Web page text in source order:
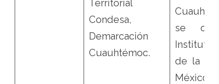
Territorial
Condesa,
Demarcación
Cuauhtémoc.
se
Instituto
de la
México